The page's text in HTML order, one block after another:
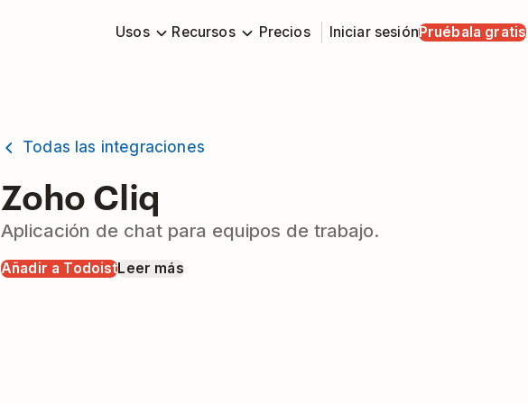
Usos Recursos Precios Iniciar sesiónPruébala gratis
Todas las integraciones
Zoho Cliq
Aplicación de chat para equipos de trabajo.
Añadir a TodoistLeer más